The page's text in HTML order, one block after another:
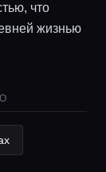
что
жизнью